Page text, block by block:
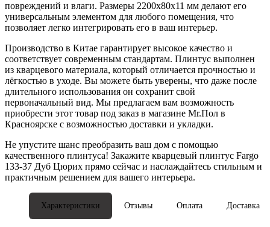
повреждений и влаги. Размеры 2200x80x11 мм делают его
универсальным элементом для любого помещения, что
позволяет легко интегрировать его в ваш интерьер.
Производство в Китае гарантирует высокое качество и
соответствует современным стандартам. Плинтус выполнен
из кварцевого материала, который отличается прочностью и
лёгкостью в уходе. Вы можете быть уверены, что даже после
длительного использования он сохранит свой
первоначальный вид. Мы предлагаем вам возможность
приобрести этот товар под заказ в магазине Mr.Пол в
Красноярске с возможностью доставки и укладки.
Не упустите шанс преобразить ваш дом с помощью
качественного плинтуса! Закажите кварцевый плинтус Fargo
133-37 Дуб Цюрих прямо сейчас и наслаждайтесь стильным и
практичным решением для вашего интерьера.
Характеристики Отзывы Оплата Доставка